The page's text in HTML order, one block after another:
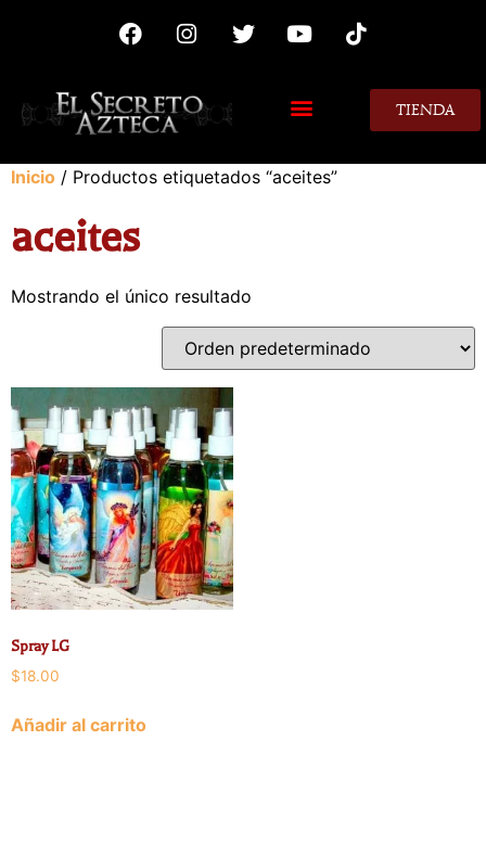
TIENDA
Inicio / Productos etiquetados “aceites”
aceites
Mostrando el único resultado
Spray LG
$18.00
Añadir al carrito